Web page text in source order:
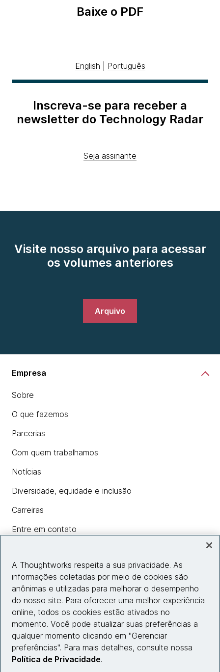
Baixe o PDF
English Português
Inscreva-se para receber a
newsletter do Technology Radar
Seja assinante
Visite nosso arquivo para acessar
os volumes anteriores
Arquivo
Empresa
Sobre
O que fazemos
Parcerias
Com quem trabalhamos
Notícias
Diversidade, equidade e inclusão
Carreiras
Entre em contato
Insights
Informações do site
Entre em contato
A Thoughtworks respeita a sua privacidade. As
informações coletadas por meio de cookies são
anônimas e utilizadas para melhorar o desempenho
do nosso site. Para oferecer uma melhor experiência
online, todos os cookies estão ativados no
momento. Você pode atualizar suas preferências a
qualquer momento clicando em "Gerenciar
preferências". Para mais detalhes, consulte nossa
Política de Privacidade.